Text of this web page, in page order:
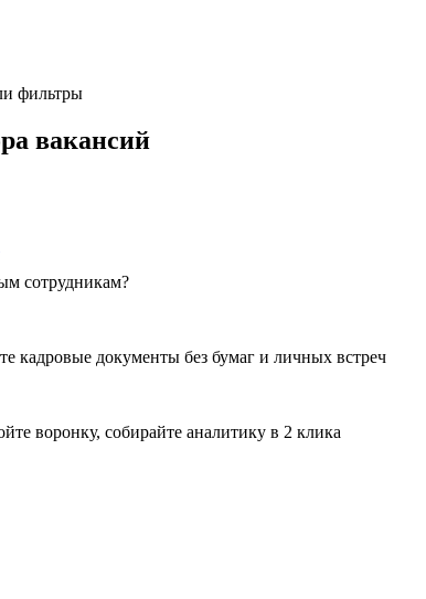
фильтры
вакансий
сотрудникам?
кадровые документы без бумаг и личных встреч
воронку, собирайте аналитику в 2 клика